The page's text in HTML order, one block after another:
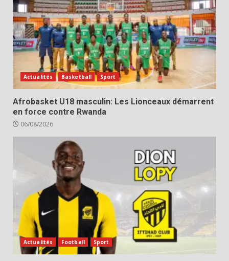
Actualités Basketball Sport
Afrobasket U18 masculin: Les Lionceaux démarrent
en force contre Rwanda
06/08/2026
Actualités Football Sport